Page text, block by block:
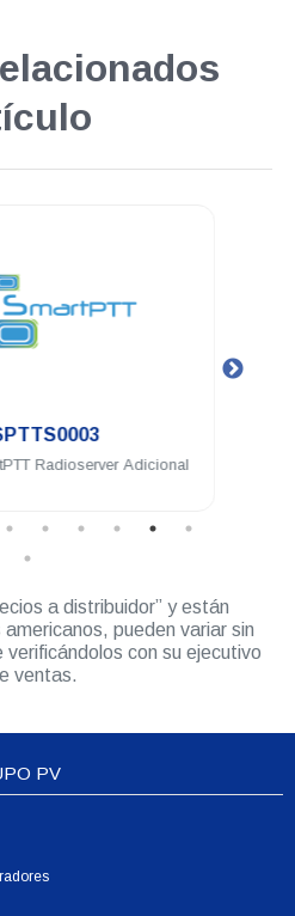
Radioserver Adicional
a distribuidor” y están
pueden variar sin
con su ejecutivo
ventas.
PV